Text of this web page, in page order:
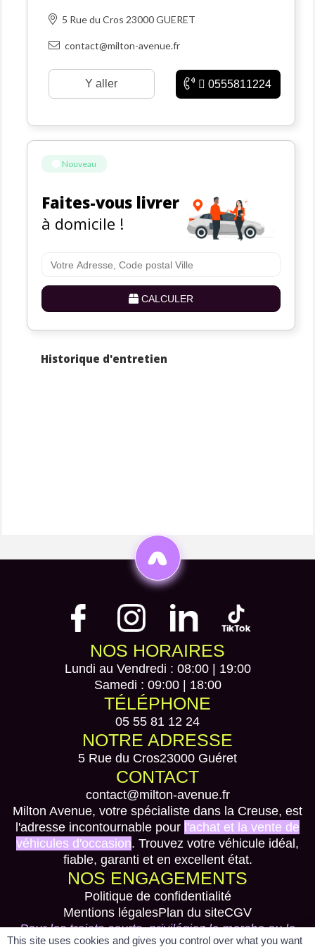
---------------------------------------------------
5 Rue du Cros 23000 GUERET
contact@milton-avenue.fr
Y aller 0555811224
Nouveau
Faites-vous livrer
à domicile !
CALCULER
Historique d'entretien
TÉLÉPHONE
05 55 81 12 24
NOS HORAIRES
Lundi au Vendredi : 08:00 | 19:00
Samedi : 09:00 | 18:00
NOTRE ADRESSE
5 Rue du Cros23000 Guéret
CONTACT
contact@milton-avenue.fr
Milton Avenue, votre spécialiste dans la Creuse, est
l'adresse incontournable pour l'achat et la vente de
véhicules d'occasion. Trouvez votre véhicule idéal,
fiable, garanti et en excellent état.
NOS ENGAGEMENTS
Politique de confidentialité
Mentions légalesPlan du siteCGV
Pour les trajets courts, privilégiez la marche ou le
This site uses cookies and gives you control over what you want